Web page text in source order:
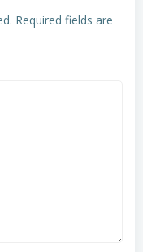
Required fields are